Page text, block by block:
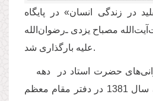
در زندگی انسان» در پایگاه
مصباح یزدی ـ‌رضوان‌الله
علیه‌ بارگذاری شد.
حضرت استاد در دهه
آخر ماه مبارک رمضان سال 1381 در دفتر مقام معظم